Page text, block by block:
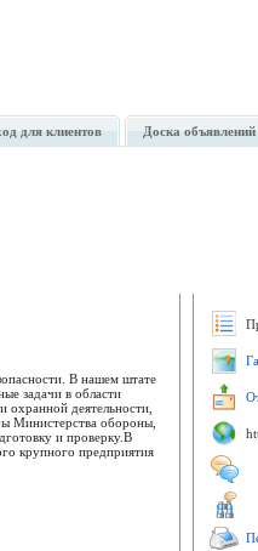
для клиентов Доска объявлений
В нашем штате
задачи в области
деятельности,
Министерства обороны,
и проверку.В
крупного предприятия